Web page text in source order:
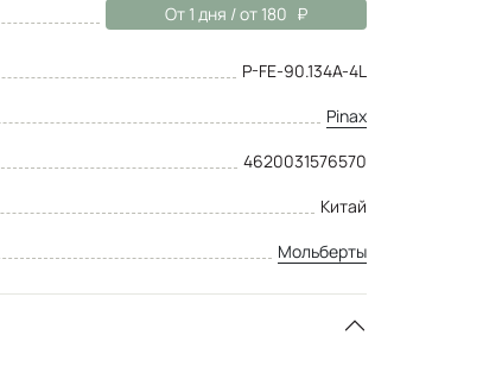
От 1 дня / от 180
P-FE-90.134A-4L
Pinax
4620031576570
Китай
Мольберты